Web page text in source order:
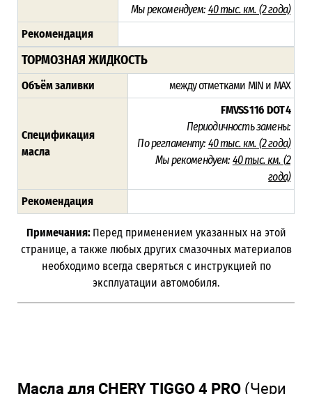
Мы рекомендуем: 40 тыс. км. (2 года)
Рекомендация
ТОРМОЗНАЯ ЖИДКОСТЬ
Объём заливки между отметками MIN и MAX
Спецификация
масла
FMVSS 116 DOT 4
Периодичность замены:
По регламенту: 40 тыс. км. (2 года)
Мы рекомендуем: 40 тыс. км. (2
года)
Рекомендация
Примечания: Перед применением указанных на этой
странице, а также любых других смазочных материалов
необходимо всегда сверяться с инструкцией по
эксплуатации автомобиля.
Масла для CHERY TIGGO 4 PRO (Чери